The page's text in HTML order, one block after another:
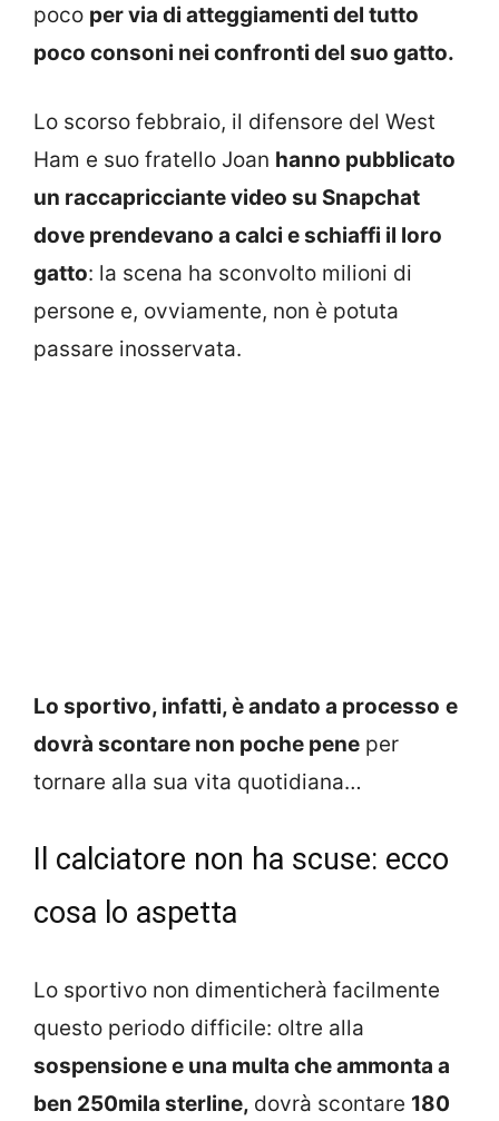
poco per via di atteggiamenti del tutto
poco consoni nei confronti del suo gatto.
Lo scorso febbraio, il difensore del West
Ham e suo fratello Joan hanno pubblicato
un raccapricciante video su Snapchat
dove prendevano a calci e schiaffi il loro
gatto: la scena ha sconvolto milioni di
persone e, ovviamente, non è potuta
passare inosservata.
Lo sportivo, infatti, è andato a processo e
dovrà scontare non poche pene per
tornare alla sua vita quotidiana…
Il calciatore non ha scuse: ecco
cosa lo aspetta
Lo sportivo non dimenticherà facilmente
questo periodo difficile: oltre alla
sospensione e una multa che ammonta a
ben 250mila sterline, dovrà scontare 180